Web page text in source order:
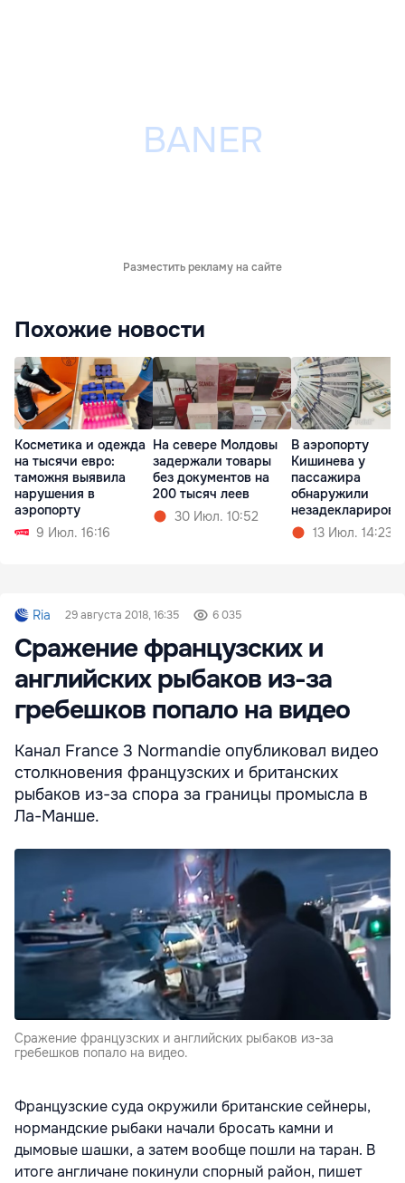
Разместить рекламу на сайте
Похожие новости
Косметика и одежда
на тысячи евро:
таможня выявила
нарушения в
аэропорту
9 Июл. 16:16
На севере Молдовы
задержали товары
без документов на
200 тысяч леев
30 Июл. 10:52
В аэропорту
Кишинева у
пассажира
обнаружили
ю валюту
13 Июл. 14:23
Ria 29 августа 2018, 16:35 6 035
Сражение французских и
английских рыбаков из-за
гребешков попало на видео
Канал France 3 Normandie опубликовал видео
столкновения французских и британских
рыбаков из-за спора за границы промысла в
Ла-Манше.
Сражение французских и английских рыбаков из-за
гребешков попало на видео.
Французские суда окружили британские сейнеры,
нормандские рыбаки начали бросать камни и
дымовые шашки, а затем вообще пошли на таран. В
итоге англичане покинули спорный район, пишет